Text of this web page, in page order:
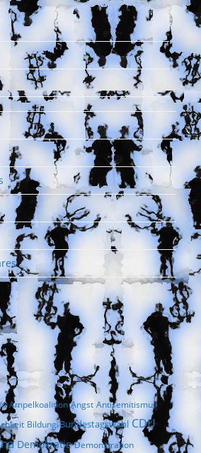
Ampelkoalition Angst Antisemitismus
Bildung Bundestagswahl CDU
Demokratie Demonstration